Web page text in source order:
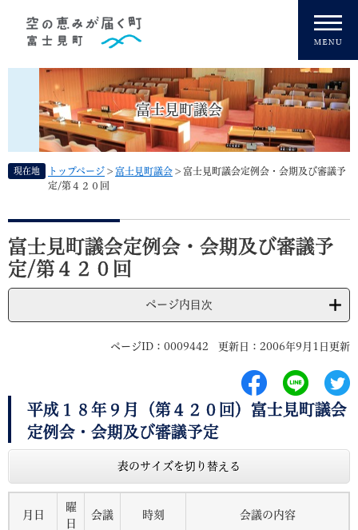
富士見町議会
現在地 トップページ > 富士見町議会 > 富士見町議会定例会・会期及び審議予
定/第４２０回
本
文
富士見町議会定例会・会期及び審議予
定/第４２０回
ページ内目次
ページID：0009442 更新日：2006年9月1日更新
平成１８年９月（第４２０回）富士見町議会
定例会・会期及び審議予定
表のサイズを切り替える
月日
曜
日
会議 時刻 会議の内容